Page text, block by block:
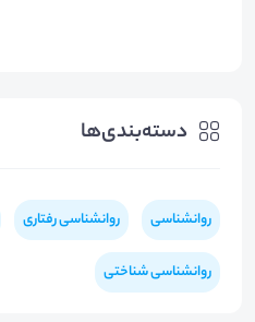
دسته‌بندی‌ها
روانشناسی روانشناسی رفتاری
روانشناسی شناختی